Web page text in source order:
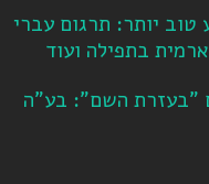
יותר: תרגום עברי
בתפילה ועוד
"בעזרת השם": בע"ה